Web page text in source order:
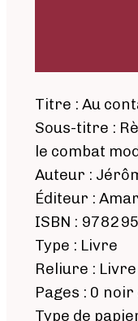
Titre : Au
Sous-titre :
le combat
Auteur :
Éditeur :
ISBN :
Type : Livre
Reliure :
Pages : 0
Type de